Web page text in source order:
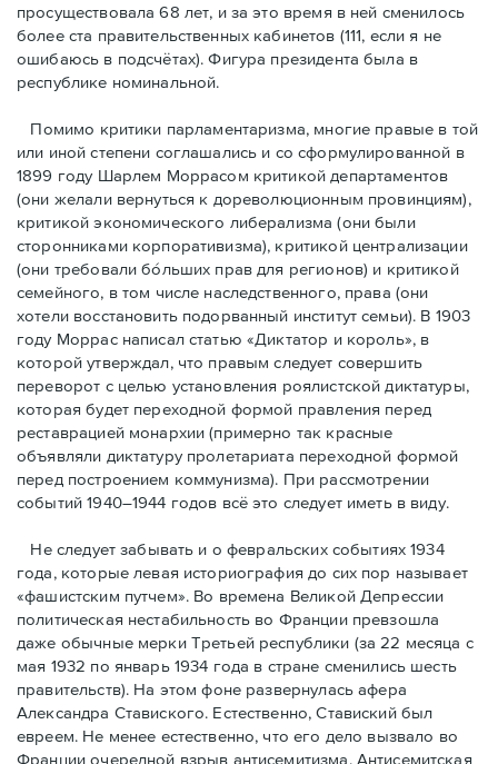
просуществовала 68 лет, и за это время в ней сменилось
более ста правительственных кабинетов (111, если я не
ошибаюсь в подсчётах). Фигура президента была в
республике номинальной.
Помимо критики парламентаризма, многие правые в той
или иной степени соглашались и со сформулированной в
1899 году Шарлем Моррасом критикой департаментов
(они желали вернуться к дореволюционным провинциям),
критикой экономического либерализма (они были
сторонниками корпоративизма), критикой централизации
(они требовали бóльших прав для регионов) и критикой
семейного, в том числе наследственного, права (они
хотели восстановить подорванный институт семьи). В 1903
году Моррас написал статью «Диктатор и король», в
которой утверждал, что правым следует совершить
переворот с целью установления роялистской диктатуры,
которая будет переходной формой правления перед
реставрацией монархии (примерно так красные
объявляли диктатуру пролетариата переходной формой
перед построением коммунизма). При рассмотрении
событий 1940–1944 годов всё это следует иметь в виду.
Не следует забывать и о февральских событиях 1934
года, которые левая историография до сих пор называет
«фашистским путчем». Во времена Великой Депрессии
политическая нестабильность во Франции превзошла
даже обычные мерки Третьей республики (за 22 месяца с
мая 1932 по январь 1934 года в стране сменились шесть
правительств). На этом фоне развернулась афера
Александра Ставиского. Естественно, Ставиский был
евреем. Не менее естественно, что его дело вызвало во
Франции очередной взрыв антисемитизма. Антисемитская